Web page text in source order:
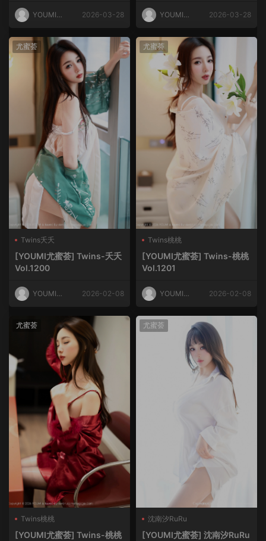
YOUMI尤
2026-03-28
YOUMI尤
2026-03-28
尤蜜荟
Twins夭夭
[YOUMI尤蜜荟] Twins-夭夭
Vol.1200
YOUMI尤
2026-02-08
尤蜜荟
Twins桃桃
[YOUMI尤蜜荟] Twins-桃桃
Vol.1201
YOUMI尤
2026-02-08
尤蜜荟
Twins桃桃
[YOUMI尤蜜荟] Twins-桃桃
尤蜜荟
沈南汐RuRu
[YOUMI尤蜜荟] 沈南汐RuRu